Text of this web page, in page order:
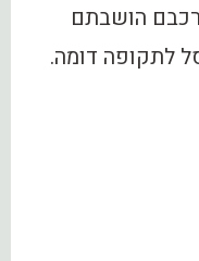
רכבם הושבתם